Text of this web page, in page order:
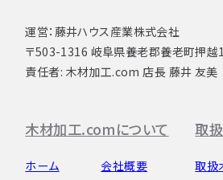
運営：藤井ハウス産業株式会社
〒503-1316 岐阜県養老郡養老町押越
責任者: 木材加工.com 店長 藤井 友美
木材加工.comについて
ホーム
会社概要
取
取扱